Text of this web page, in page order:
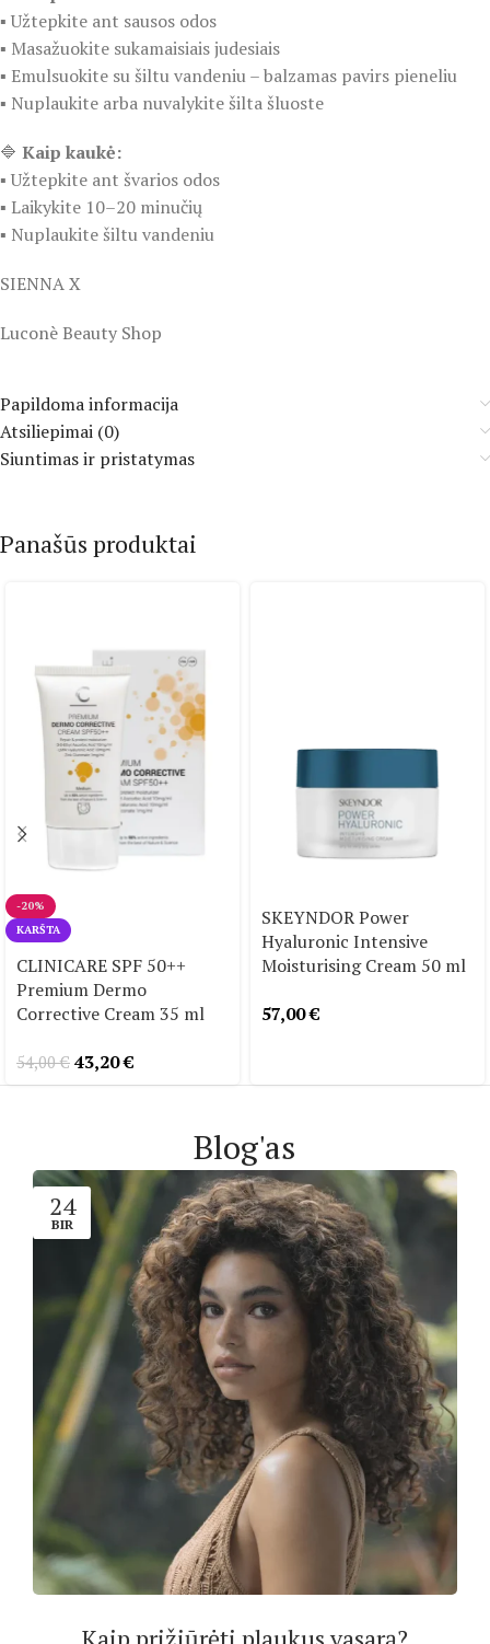
▪️ Užtepkite ant sausos odos
▪️ Masažuokite sukamaisiais judesiais
▪️ Emulsuokite su šiltu vandeniu – balzamas pavirs pieneliu
▪️ Nuplaukite arba nuvalykite šilta šluoste
🔷 Kaip kaukė:
▪️ Užtepkite ant švarios odos
▪️ Laikykite 10–20 minučių
▪️ Nuplaukite šiltu vandeniu
SIENNA X
Luconè Beauty Shop
Papildoma informacija
Atsiliepimai (0)
Siuntimas ir pristatymas
Panašūs produktai
-20%
KARŠTA
CLINICARE SPF 50++
Premium Dermo
Corrective Cream 35 ml
54,00€ 43,20€
SKEYNDOR Power
Hyaluronic Intensive
Moisturising Cream 50 ml
57,00€
Blog'as
24
BIR
Kaip prižiūrėti plaukus vasarą?